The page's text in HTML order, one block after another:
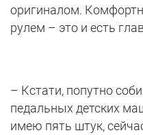
оригиналом.
рулем – это и есть
– Кстати, попутно
педальных детских
имею пять штук,